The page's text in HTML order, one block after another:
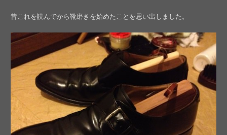
昔これを読んでから靴磨きを始めたことを思い出しました。